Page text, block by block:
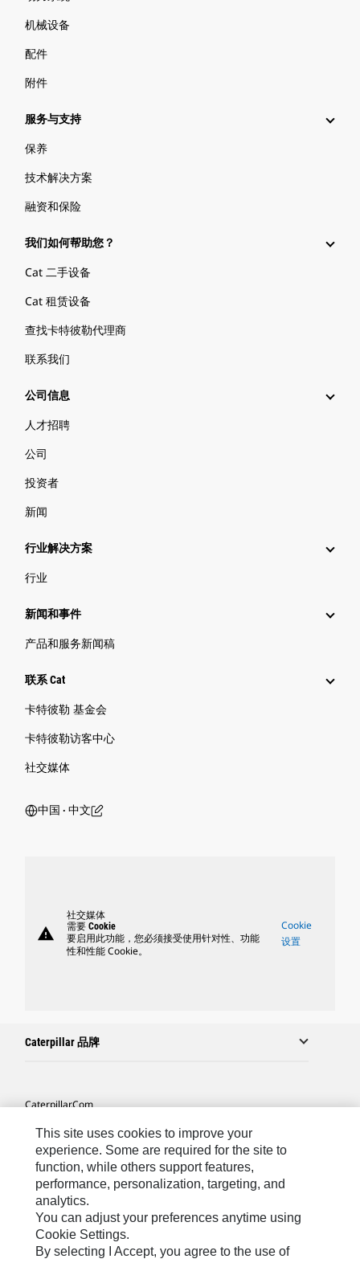
机械设备
配件
附件
服务与支持
保养
技术解决方案
融资和保险
我们如何帮助您？
Cat 二手设备
Cat 租赁设备
查找卡特彼勒代理商
联系我们
公司信息
人才招聘
公司
投资者
新闻
行业解决方案
行业
新闻和事件
产品和服务新闻稿
联系 Cat
卡特彼勒 基金会
卡特彼勒访客中心
社交媒体
中国 ‧ 中文
warning
社交媒体
需要 Cookie
要启用此功能，您必须接受使用针对性、功能
性和性能 Cookie。
Cookie
设置
Caterpillar 品牌
Caterpillar.com
联系 Caterpillar
站点地图
Cookie Settings
法律
隐私
This site uses cookies to improve your
experience. Some are required for the site to
function, while others support features,
performance, personalization, targeting, and
analytics.
You can adjust your preferences anytime using
Cookie Settings.
By selecting I Accept, you agree to the use of